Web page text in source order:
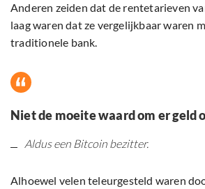
Anderen zeiden dat de rentetarieven
laag waren dat ze vergelijkbaar waren
traditionele bank.
Niet de moeite waard om er geld
Aldus een Bitcoin bezitter.
Alhoewel velen teleurgesteld waren